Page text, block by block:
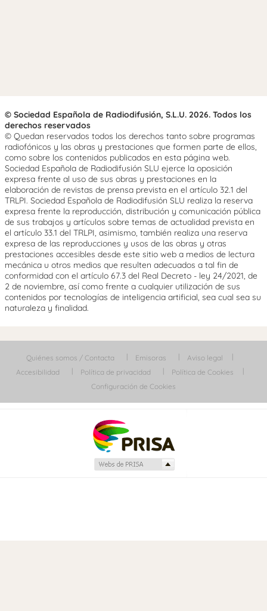
© Sociedad Española de Radiodifusión, S.L.U. 2026. Todos los
derechos reservados
© Quedan reservados todos los derechos tanto sobre programas
radiofónicos y las obras y prestaciones que formen parte de ellos,
como sobre los contenidos publicados en esta página web.
Sociedad Española de Radiodifusión SLU ejerce la oposición
expresa frente al uso de sus obras y prestaciones en la
elaboración de revistas de prensa prevista en el artículo 32.1 del
TRLPI. Sociedad Española de Radiodifusión SLU realiza la reserva
expresa frente la reproducción, distribución y comunicación pública
de sus trabajos y artículos sobre temas de actualidad prevista en
el artículo 33.1 del TRLPI, asimismo, también realiza una reserva
expresa de las reproducciones y usos de las obras y otras
prestaciones accesibles desde este sitio web a medios de lectura
mecánica u otros medios que resulten adecuados a tal fin de
conformidad con el artículo 67.3 del Real Decreto - ley 24/2021, de
2 de noviembre, así como frente a cualquier utilización de sus
contenidos por tecnologías de inteligencia artificial, sea cual sea su
naturaleza y finalidad.
Quiénes somos / Contacta Emisoras
Aviso legal
Accesibilidad
Política de privacidad
Política de Cookies
Configuración de Cookies